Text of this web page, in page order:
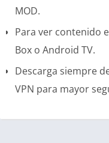
MOD.
Para ver contenido
Box o Android TV.
Descarga siempre
VPN para mayor